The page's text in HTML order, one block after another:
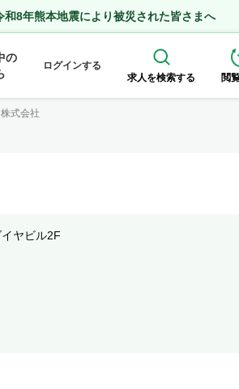
和8年熊本地震により被災された皆さまへ
の
ログインする
求人を検索する
閲
式会社
ヤビル2F